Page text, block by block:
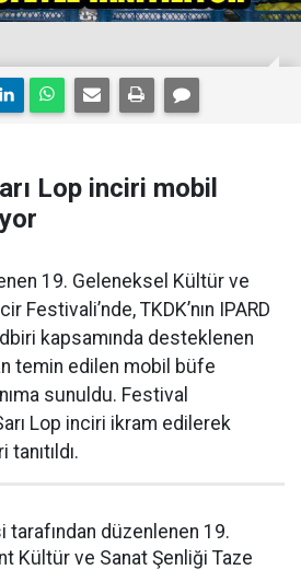
Lop inciri mobil
19. Geleneksel Kültür ve
Festivali’nde, TKDK’nın IPARD
kapsamında desteklenen
temin edilen mobil büfe
sunuldu. Festival
Lop inciri ikram edilerek
tarafından düzenlenen 19.
Kültür ve Sanat Şenliği Taze